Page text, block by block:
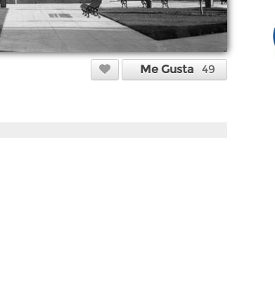
Me Gusta 49